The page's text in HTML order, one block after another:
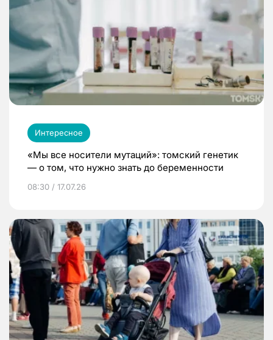
Интересное
«Мы все носители мутаций»: томский генетик
— о том, что нужно знать до беременности
08:30 / 17.07.26